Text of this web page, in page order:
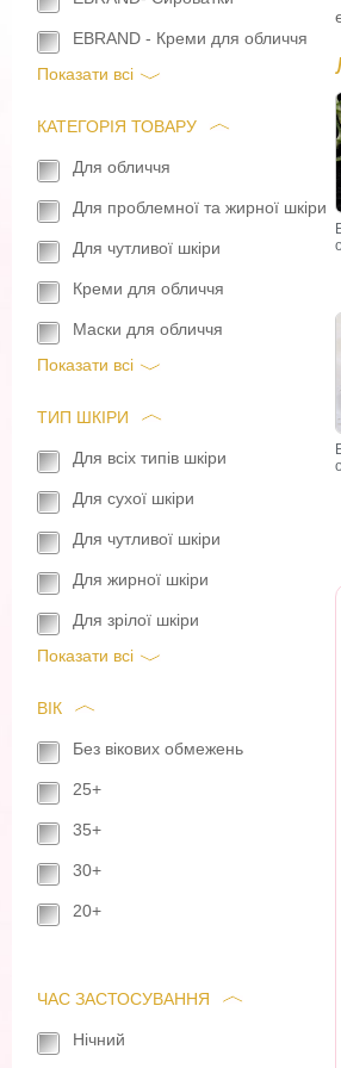
EBRAND - Креми для обличчя
Показати всi
КАТЕГОРІЯ ТОВАРУ
Для обличчя
Для проблемної та жирної шкіри
Для чутливої шкіри
Креми для обличчя
Маски для обличчя
Показати всi
ТИП ШКІРИ
Для всіх типів шкіри
Для сухої шкіри
Для чутливої шкіри
Для жирної шкіри
Для зрілої шкіри
Показати всi
ВІК
Без вікових обмежень
25+
35+
30+
20+
ЧАС ЗАСТОСУВАННЯ
Нічний